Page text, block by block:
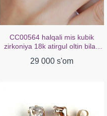
CC00564 halqali mis kubik
zirkoniya 18k atirgul oltin bilan
29 000 s'om